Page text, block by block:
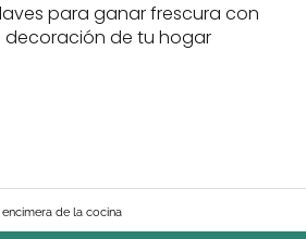
para ganar frescura con
decoración de tu hogar
de la cocina